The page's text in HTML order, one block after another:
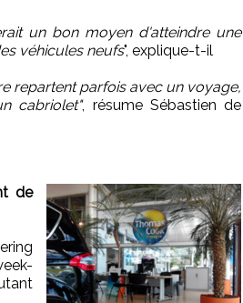
un bon moyen d'atteindre une
véhicules neufs", explique-t-il
repartent parfois avec un voyage,
cabriolet", résume Sébastien de
de